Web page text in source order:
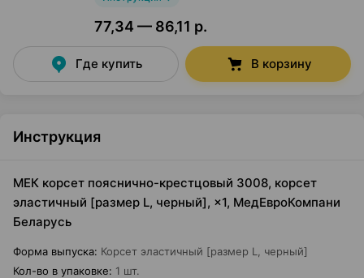
77,34 — 86,11 р.
Где купить В корзину
Инструкция
МЕК корсет пояснично-крестцовый 3008, корсет
эластичный [размер L, черный], ×1, МедЕвроКомпани
Беларусь
Форма выпуска: Корсет эластичный [размер L, черный]
Кол-во в упаковке: 1 шт.